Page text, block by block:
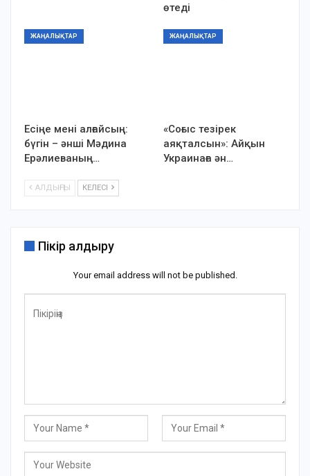
өтеді
ЖАҢАЛЫҚТАР
Есіңе мені алғайсың:
бүгін – әнші Мәдина
Ерәлиеваның…
ЖАҢАЛЫҚТАР
«Соғыс тезірек
аяқталсын»: Айқын
Украинаға ән…
АЛДЫҢҒЫ КЕЛЕСІ
Пікір қалдыру
Your email address will not be published.